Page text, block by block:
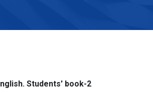
Students' book-2